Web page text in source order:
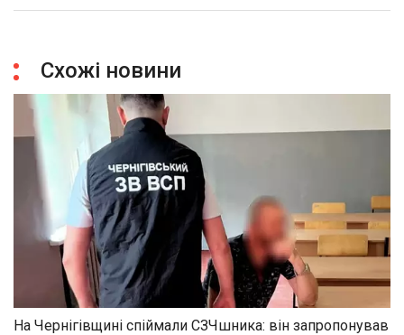
Схожі новини
На Чернігівщині спіймали СЗЧшника: він запропонував